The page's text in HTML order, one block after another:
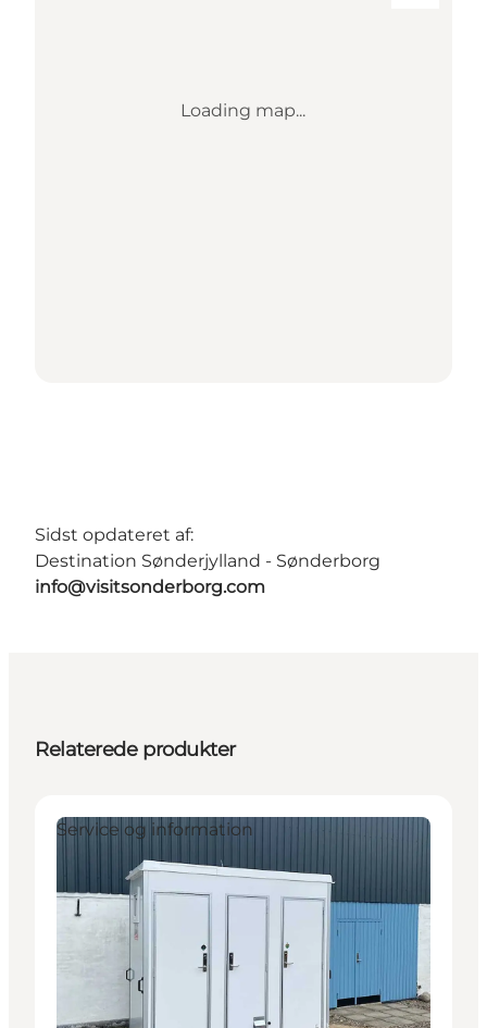
Loading map...
Sidst opdateret af:
Destination Sønderjylland - Sønderborg
info@visitsonderborg.com
Relaterede produkter
Service og information